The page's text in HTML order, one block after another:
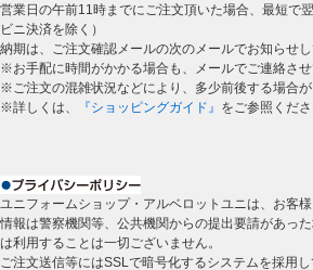
営業日の午前11時までにご注文頂いた場合、最短で
ビニ決済を除く）
納期は、ご注文確認メールの次のメールでお知らせし
※お手配に時間がかかる場合も、メールでご連絡させ
※ご注文の混雑状況などにより、多少前後する場合
※詳しくは、
『ショッピングガイド』 をご参照くださ
ユニフォームショップ・アルベロットユニは、お客
情報は警察機関等、公共機関からの提出要請があっ
は利用することは一切ございません。
ご注文送信等にはSSLで暗号化するシステムを採用